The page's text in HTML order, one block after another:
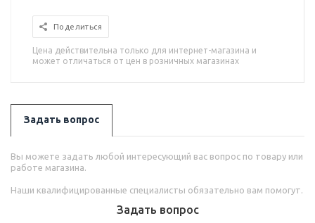
Поделиться
Цена действительна только для интернет-магазина и
может отличаться от цен в розничных магазинах
Задать вопрос
Вы можете задать любой интересующий вас вопрос по товару или
работе магазина.
Наши квалифицированные специалисты обязательно вам помогут.
Задать вопрос